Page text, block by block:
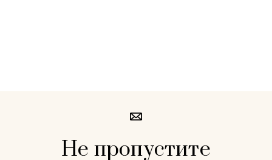
Не пропустите